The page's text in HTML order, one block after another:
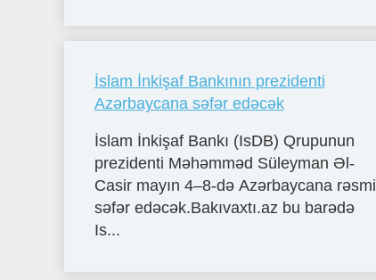
İslam İnkişaf Bankının prezidenti
Azərbaycana səfər edəcək
İslam İnkişaf Bankı (IsDB) Qrupunun
prezidenti Məhəmməd Süleyman Əl-
Casir mayın 4–8-də Azərbaycana rəsmi
səfər edəcək.Bakıvaxtı.az bu barədə
Is...